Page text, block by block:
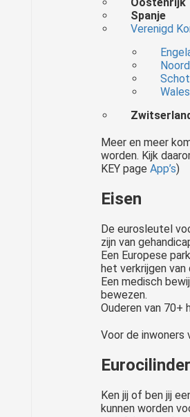
Spanje
Verenigd
Wales
Meer en meer
worden. Kijk
KEY page App’s)
Eisen
De eurosleutel
zijn van
Een Europese
het verkrijgen
Een medisch
bewezen.
Ouderen van 70+
Voor de inwoners
Eurocilinder
Ken jij of ben jij
kunnen worden